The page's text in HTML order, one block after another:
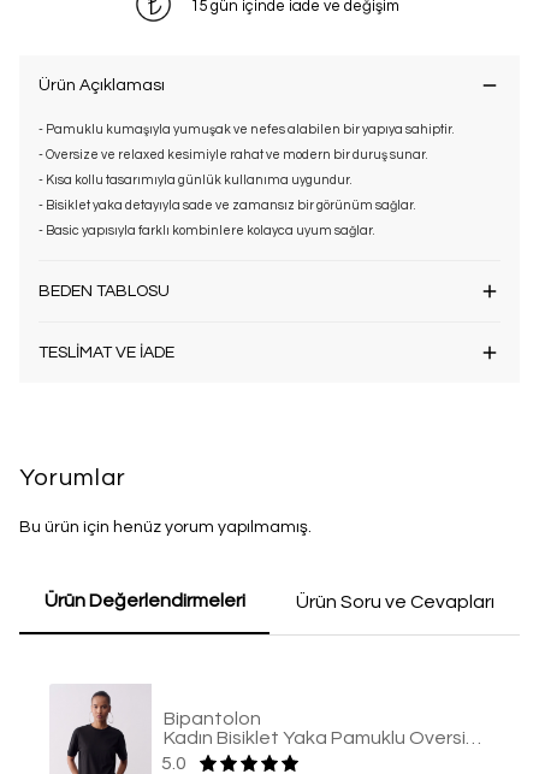
15 gün içinde iade ve değişim
Ürün Açıklaması
- Pamuklu kumaşıyla yumuşak ve nefes alabilen bir yapıya sahiptir.
- Oversize ve relaxed kesimiyle rahat ve modern bir duruş sunar.
- Kısa kollu tasarımıyla günlük kullanıma uygundur.
- Bisiklet yaka detayıyla sade ve zamansız bir görünüm sağlar.
- Basic yapısıyla farklı kombinlere kolayca uyum sağlar.
BEDEN TABLOSU
TESLİMAT VE İADE
Yorumlar
Bu ürün için henüz yorum yapılmamış.
Ürün Değerlendirmeleri Ürün Soru ve Cevapları
Bipantolon
5.0